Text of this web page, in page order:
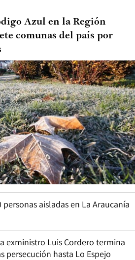
Azul en la Región
comunas del país por
aisladas en La Araucanía
exministro Luis Cordero termina
persecución hasta Lo Espejo